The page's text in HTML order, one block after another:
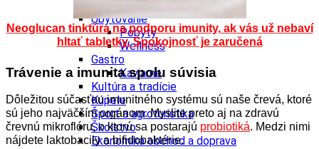
Ubytovanie
Pobyty
Wellness
Gastro
Kaviarne
Kultúra a tradície
Kúpele
Šport a agroturistika
Školstvo
Ekonomika obchod a doprava
Neoglucan tinktúra na podporu imunity, ak vás už nebaví
hltať tabletky. Spokojnosť je zaručená
Trávenie a imunita spolu súvisia
Dôležitou súčasťou imunitného systému sú naše črevá, ktoré
sú jeho najväčším orgánom. Myslite preto aj na zdravú
črevnú mikroflóru, o ktorú sa postarajú probiotiká. Medzi nimi
nájdete laktobacily a bifidobaktérie.